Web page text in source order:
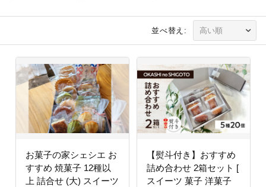
並べ替え:
お菓子の家シェシエ お
すすめ 焼菓子 12種以
上 詰合せ (大) スイーツ
【熨斗付き】おすすめ
詰め合わせ 2箱セット [
スイーツ 菓子 洋菓子